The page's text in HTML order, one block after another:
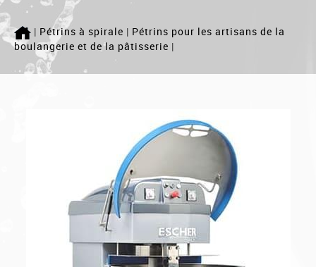
LAVERIE
PETRINS
Qui sommes nous ?
SAV
| Pétrins à spirale | Pétrins pour les artisans de la
boulangerie et de la pâtisserie |